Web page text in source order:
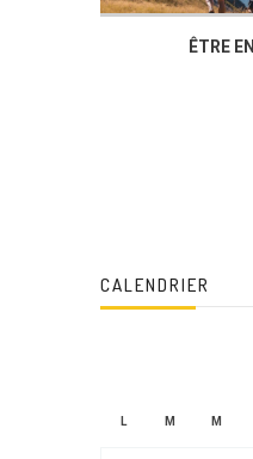
ÊTRE
CALENDRIER
L M M